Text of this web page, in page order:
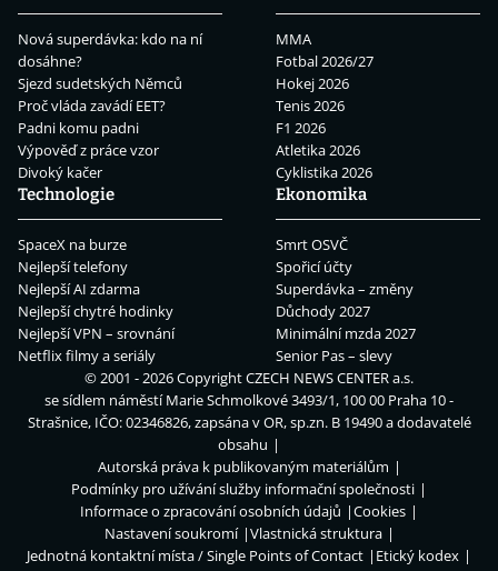
Nová superdávka: kdo na ní
dosáhne?
Sjezd sudetských Němců
Proč vláda zavádí EET?
Padni komu padni
Výpověď z práce vzor
Divoký kačer
MMA
Fotbal 2026/27
Hokej 2026
Tenis 2026
F1 2026
Atletika 2026
Cyklistika 2026
Technologie
SpaceX na burze
Nejlepší telefony
Nejlepší AI zdarma
Nejlepší chytré hodinky
Nejlepší VPN – srovnání
Netflix filmy a seriály
Ekonomika
Smrt OSVČ
Spořicí účty
Superdávka – změny
Důchody 2027
Minimální mzda 2027
Senior Pas – slevy
© 2001 - 2026 CopyrightCZECH NEWS CENTER a.s.
se sídlem náměstí Marie Schmolkové 3493/1, 100 00 Praha 10 -
Strašnice, IČO: 02346826, zapsána v OR, sp.zn. B 19490 a dodavatelé
obsahu
Autorská práva k publikovaným materiálům
Podmínky pro užívání služby informační společnosti
Informace o zpracování osobních údajů
Cookies
Nastavení soukromí
Vlastnická struktura
Jednotná kontaktní místa / Single Points of Contact
Etický kodex